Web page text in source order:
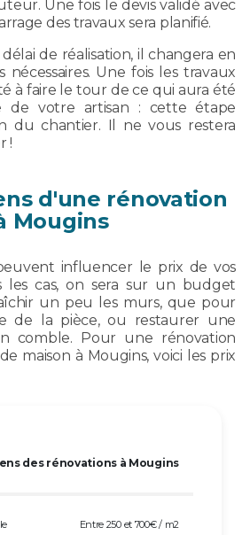
Une fois le devis validé avec
des travaux sera planifié.
de réalisation, il changera en
Une fois les travaux
à faire le tour de ce qui aura été
de votre artisan : cette étape
du chantier. Il ne vous restera
!
d'une rénovation
Mougins
influencer le prix de vos
les cas, on sera sur un budget
un peu les murs, que pour
de la pièce, ou restaurer une
comble. Pour une rénovation
maison à Mougins, voici les prix
des rénovations à Mougins
Entre 250 et 700€ / m2